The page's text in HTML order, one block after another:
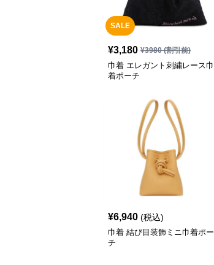
SALE
¥3,180 ¥3980(割引前)
巾着 エレガント刺繍レース巾
着ポーチ
¥6,940 (税込)
巾着 結び目装飾ミニ巾着ポー
チ